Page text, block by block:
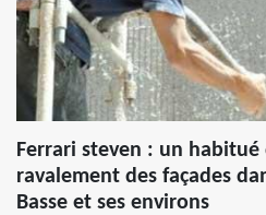
Ferrari steven : un habitué
ravalement des façades
Basse et ses environs